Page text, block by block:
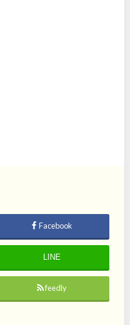
Facebook
LINE
feedly